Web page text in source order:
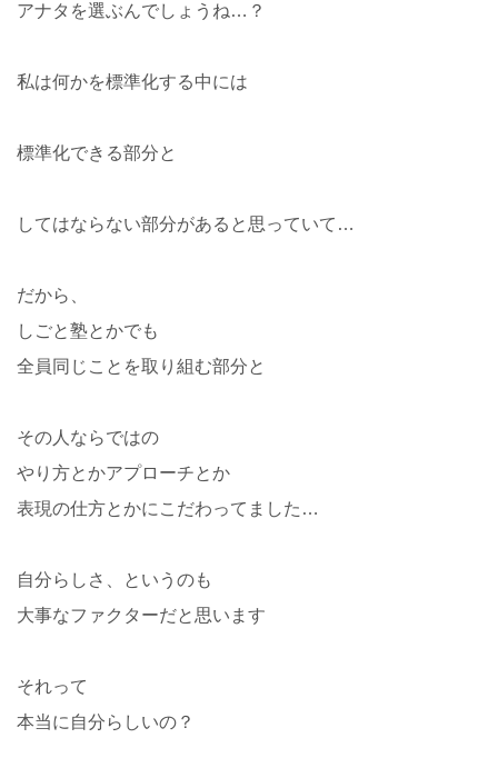
アナタを選ぶんでしょうね…？
私は何かを標準化する中には
標準化できる部分と
してはならない部分があると思っていて…
だから、
しごと塾とかでも
全員同じことを取り組む部分と
その人ならではの
やり方とかアプローチとか
表現の仕方とかにこだわってました…
自分らしさ、というのも
大事なファクターだと思います
それって
本当に自分らしいの？